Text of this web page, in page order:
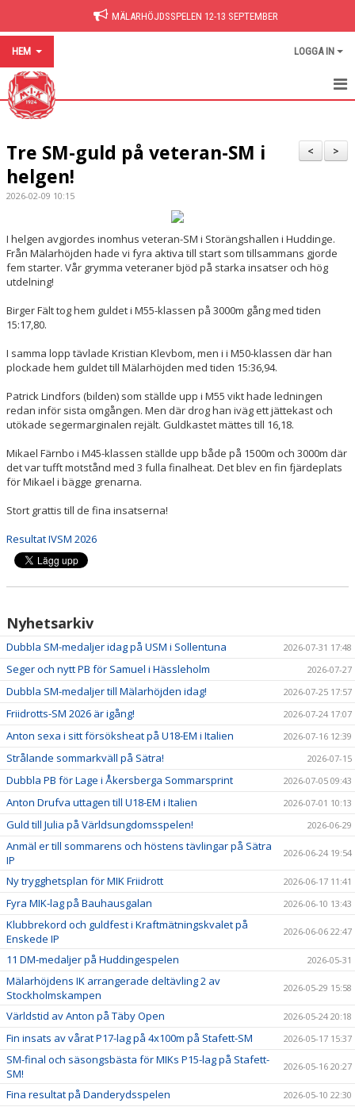
MÄLARHÖJDSSPELEN 12-13 SEPTEMBER
HEM LOGGA IN
HEM
NYHETER
BILDGALLERI
HITTA PÅ SIDAN
>
<
Tre SM-guld på veteran-SM i
helgen!
2026-02-09 10:15
I helgen avgjordes inomhus veteran-SM i Storängshallen i Huddinge.
Från Mälarhöjden hade vi fyra aktiva till start som tillsammans gjorde
fem starter. Vår grymma veteraner bjöd på starka insatser och hög
utdelning!
Birger Fält tog hem guldet i M55-klassen på 3000m gång med tiden
15:17,80.
I samma lopp tävlade Kristian Klevbom, men i i M50-klassen där han
plockade hem guldet till Mälarhöjden med tiden 15:36,94.
Patrick Lindfors (bilden) som ställde upp i M55 vikt hade ledningen
redan inför sista omgången. Men där drog han iväg ett jättekast och
utökade segermarginalen rejält. Guldkastet mättes till 16,18.
Mikael Färnbo i M45-klassen ställde upp både på 1500m och 3000m där
det var tufft motstånd med 3 fulla finalheat. Det blev en fin fjärdeplats
för Mikael i bägge grenarna.
Stort grattis till de fina insatserna!
Resultat IVSM 2026
Nyhetsarkiv
Dubbla SM-medaljer idag på USM i Sollentuna 2026-07-31 17:48
Seger och nytt PB för Samuel i Hässleholm 2026-07-27
Dubbla SM-medaljer till Mälarhöjden idag! 2026-07-25 17:57
Friidrotts-SM 2026 är igång! 2026-07-24 17:07
Anton sexa i sitt försöksheat på U18-EM i Italien 2026-07-16 12:39
Strålande sommarkväll på Sätra! 2026-07-15
Dubbla PB för Lage i Åkersberga Sommarsprint 2026-07-05 09:43
Anton Drufva uttagen till U18-EM i Italien 2026-07-01 10:13
Guld till Julia på Världsungdomsspelen! 2026-06-29
Anmäl er till sommarens och höstens tävlingar på Sätra
IP
2026-06-24 19:54
Ny trygghetsplan för MIK Friidrott 2026-06-17 11:41
Fyra MIK-lag på Bauhausgalan 2026-06-10 13:43
Klubbrekord och guldfest i Kraftmätningskvalet på
Enskede IP
2026-06-06 22:47
11 DM-medaljer på Huddingespelen 2026-05-31
Mälarhöjdens IK arrangerade deltävling 2 av
Stockholmskampen
2026-05-29 15:58
Världstid av Anton på Täby Open 2026-05-24 20:18
Fin insats av vårat P17-lag på 4x100m på Stafett-SM 2026-05-17 15:37
SM-final och säsongsbästa för MIKs P15-lag på Stafett-
SM!
2026-05-16 20:27
Fina resultat på Danderydsspelen 2026-05-10 22:30